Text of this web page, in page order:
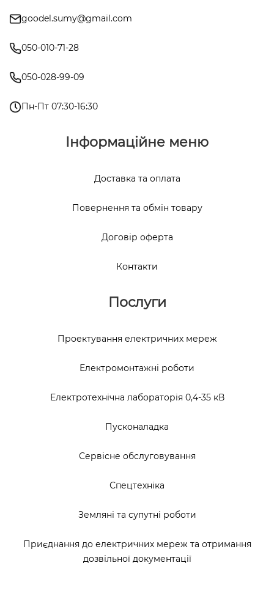
goodel.sumy@gmail.com
050-010-71-28
050-028-99-09
Пн-Пт 07:30-16:30
Інформаційне меню
Доставка та оплата
Повернення та обмін товару
Договір оферта
Контакти
Послуги
Проектування електричних мереж
Електромонтажні роботи
Електротехнічна лабораторія 0,4-35 кВ
Пусконаладка
Сервісне обслуговування
Спецтехніка
Земляні та супутні роботи
Приєднання до електричних мереж та отримання
дозвільної документації